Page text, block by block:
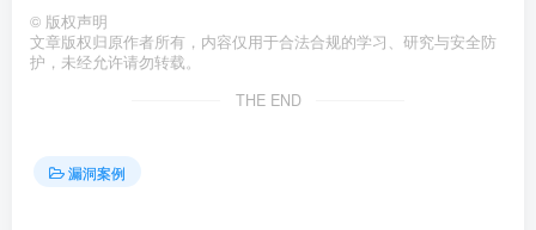
© 版权声明
文章版权归原作者所有，内容仅用于合法合规的学习、研究与安全防
护，未经允许请勿转载。
THE END
漏洞案例